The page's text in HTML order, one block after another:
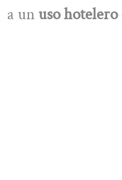
a unuso hotelero